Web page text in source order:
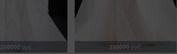
260000 руб. 350000 руб.